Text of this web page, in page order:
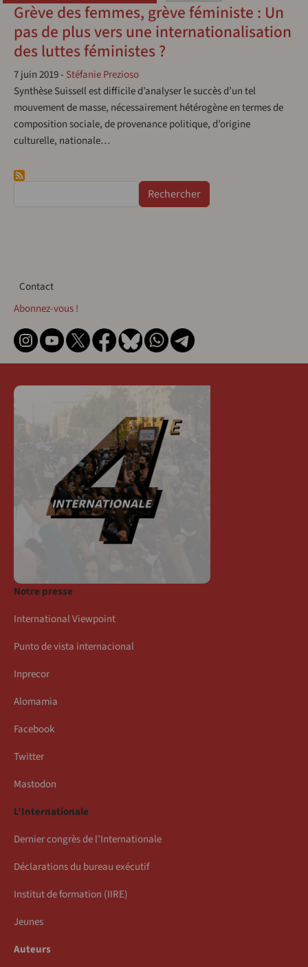
Grève des femmes, grève féministe : Un
pas de plus vers une internationalisation
des luttes féministes ?
7 juin 2019- Stéfanie Prezioso
Synthèse SuisseIl est difficile d’analyser le succès d’un tel
mouvement de masse, nécessairement hétérogène en termes de
composition sociale, de provenance politique, d’origine
culturelle, nationale…
Contact
Contact
Abonnez-vous !
Notre presse
International Viewpoint
Punto de vista internacional
Inprecor
Alomamia
Facebook
Twitter
Mastodon
L’Internationale
Dernier congrès de l’Internationale
Déclarations du bureau exécutif
Institut de formation (IIRE)
Jeunes
Auteurs